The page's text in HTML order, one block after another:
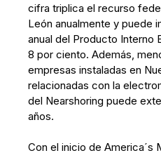
cifra triplica el recurso
León anualmente y puede
anual del Producto Interno
8 por ciento. Además,
empresas instaladas en
relacionadas con la
del Nearshoring puede
años.
Con el inicio de America´s